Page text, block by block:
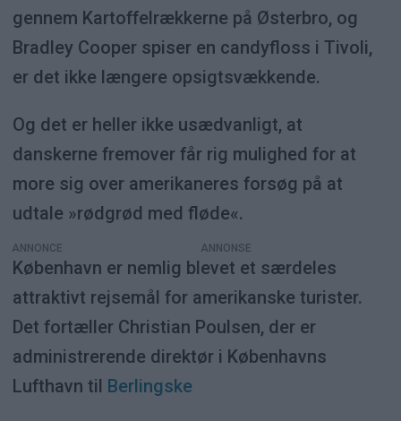
gennem Kartoffelrækkerne på Østerbro, og
Bradley Cooper spiser en candyfloss i Tivoli,
er det ikke længere opsigtsvækkende.
Og det er heller ikke usædvanligt, at
danskerne fremover får rig mulighed for at
more sig over amerikaneres forsøg på at
udtale »rødgrød med fløde«.
ANNONCE
København er nemlig blevet et særdeles
attraktivt rejsemål for amerikanske turister.
Det fortæller Christian Poulsen, der er
administrerende direktør i Københavns
Lufthavn til Berlingske